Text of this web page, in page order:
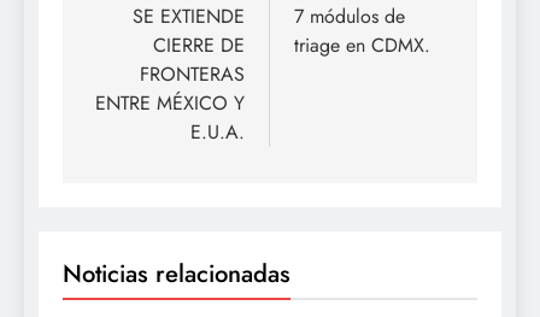
entradas
SE EXTIENDE
CIERRE DE
FRONTERAS
ENTRE MÉXICO Y
E.U.A.
7 módulos de
triage en CDMX.
Noticias relacionadas